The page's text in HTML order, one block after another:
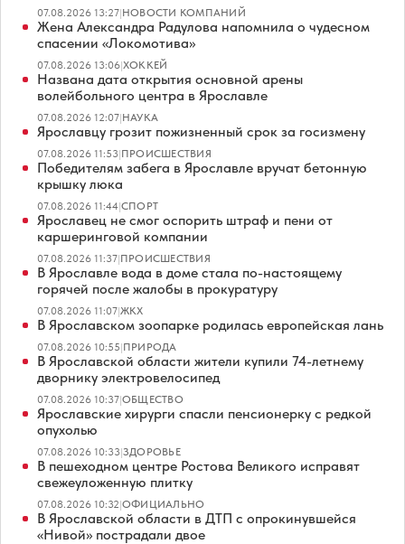
07.08.2026 13:27|НОВОСТИ КОМПАНИЙ
Жена Александра Радулова напомнила о чудесном
спасении «Локомотива»
07.08.2026 13:06|ХОККЕЙ
Названа дата открытия основной арены
волейбольного центра в Ярославле
07.08.2026 12:07|НАУКА
Ярославцу грозит пожизненный срок за госизмену
07.08.2026 11:53|ПРОИСШЕСТВИЯ
Победителям забега в Ярославле вручат бетонную
крышку люка
07.08.2026 11:44|СПОРТ
Ярославец не смог оспорить штраф и пени от
каршеринговой компании
07.08.2026 11:37|ПРОИСШЕСТВИЯ
В Ярославле вода в доме стала по-настоящему
горячей после жалобы в прокуратуру
07.08.2026 11:07|ЖКХ
В Ярославском зоопарке родилась европейская лань
07.08.2026 10:55|ПРИРОДА
В Ярославской области жители купили 74-летнему
дворнику электровелосипед
07.08.2026 10:37|ОБЩЕСТВО
Ярославские хирурги спасли пенсионерку с редкой
опухолью
07.08.2026 10:33|ЗДОРОВЬЕ
В пешеходном центре Ростова Великого исправят
свежеуложенную плитку
07.08.2026 10:32|ОФИЦИАЛЬНО
В Ярославской области в ДТП с опрокинувшейся
«Нивой» пострадали двое